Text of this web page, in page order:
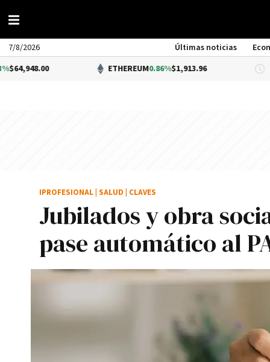
7/8/2026 Últimas noticias
ETHEREUM0.86%$1,913.96
Jubilados y obra
pase automático al
IPROFESIONAL SALUD CLAVES